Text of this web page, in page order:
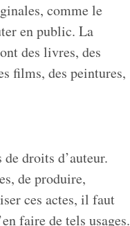
comme le
en public. La
des livres, des
films, des peintures,
droits d’auteur.
de produire,
ces actes, il faut
faire de tels usages.